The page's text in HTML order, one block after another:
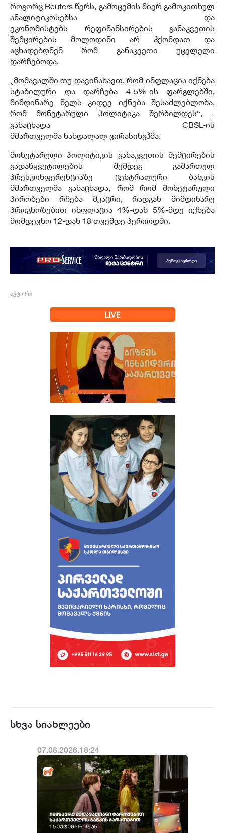
როგორც Reuters წერს, გამოცემის მიერ გამოკითხულ
ანალიტიკოსებსა და
ეკონომისტებს რეფინანსირების განაკვეთის
შემცირების მოლოდინი არ ჰქონდათ და
აცხადებდნენ რომ განაკვეთი უცვლელი
დარჩებოდა.
„მომავალში თუ დავინახავთ, რომ ინფლაცია იქნება
სტაბილური და დარჩება 4-5%-ის ფარგლებში,
მიმდინარე წელს კიდევ იქნება შესაძლებლობა,
რომ მონეტარული პოლიტიკა შერბილდეს“, -
განაცხადა CBSL-ის
მმართველმა ნანდალალ ვირასინგჰმა.
მონეტარული პოლიტიკის განაკვეთის შემცირების
გადაწყვეტილების შემდეგ გამართულ
პრესკონფერენციაზე ცენტრალური ბანკის
მმართველმა განაცხადა, რომ რომ მონეტარული
პირობები რჩება მკაცრი, რადგან მიმდინარე
პროგნოზებით ინფლაცია 4%-დან 5%-მდე იქნება
მომდევნო 12-დან 18 თვემდე პერიოდში.
ავტორი
LIVE
სხვა სიახლეები
07.08.2026.18:24